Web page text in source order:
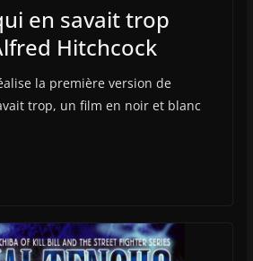
en savait trop
Hitchcock
la première version de
trop, un film en noir et blanc